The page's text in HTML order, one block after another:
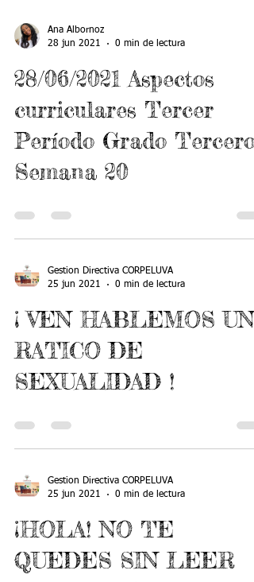
28 jun 2021
0 min de lectura
28/06/2021 Aspectos
curriculares Tercer
Período Grado Tercero
Semana 20
25 jun 2021
0 min de lectura
¡ VEN HABLEMOS UN
RATICO DE
SEXUALIDAD !
25 jun 2021
0 min de lectura
¡HOLA! NO TE